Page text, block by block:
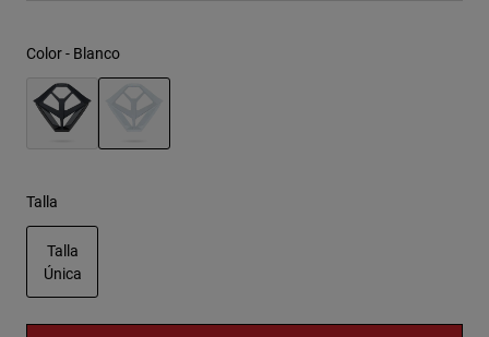
Color - Blanco
Talla
Talla
Única